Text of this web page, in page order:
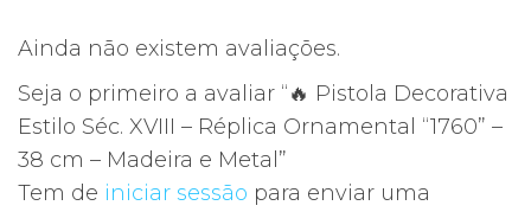
Ainda não existem avaliações.
Seja o primeiro a avaliar “🔥 Pistola Decorativa
Estilo Séc. XVIII – Réplica Ornamental “1760” –
38 cm – Madeira e Metal”
Tem de iniciar sessão para enviar uma